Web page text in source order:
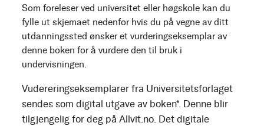
Som foreleser ved universitet eller høgskole kan du
fylle ut skjemaet nedenfor hvis du på vegne av ditt
utdanningssted ønsker et vurderingseksemplar av
denne boken for å vurdere den til bruk i
undervisningen.
Vudereringseksemplarer fra Universitetsforlaget
sendes som digital utgave av boken*. Denne blir
tilgjengelig for deg på Allvit.no. Det digitale